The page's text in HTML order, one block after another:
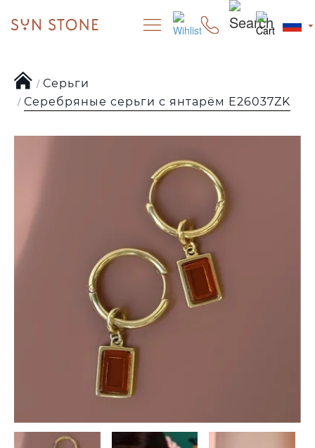
Серьги
Серебряные серьги с янтарём E26037ZK